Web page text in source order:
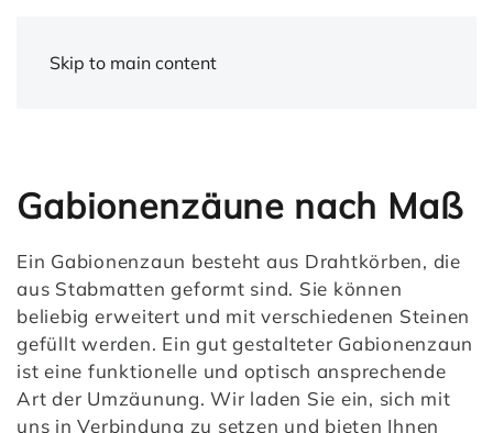
Skip to main content
Gabionenzäune nach Maß
Ein Gabionenzaun besteht aus Drahtkörben, die
aus Stabmatten geformt sind. Sie können
beliebig erweitert und mit verschiedenen Steinen
gefüllt werden. Ein gut gestalteter Gabionenzaun
ist eine funktionelle und optisch ansprechende
Art der Umzäunung. Wir laden Sie ein, sich mit
uns in Verbindung zu setzen und bieten Ihnen